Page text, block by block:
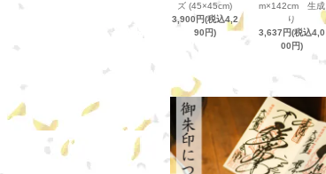
ズ (45×45cm)
3,900円(税込4,2
90円)
m×142cm 生成
り
3,637円(税込4,0
00円)